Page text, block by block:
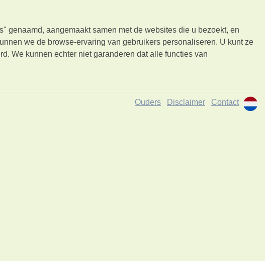
genaamd, aangemaakt samen met de websites die u bezoekt, en
we de browse-ervaring van gebruikers personaliseren. U kunt ze
We kunnen echter niet garanderen dat alle functies van
Ouders Disclaimer Contact